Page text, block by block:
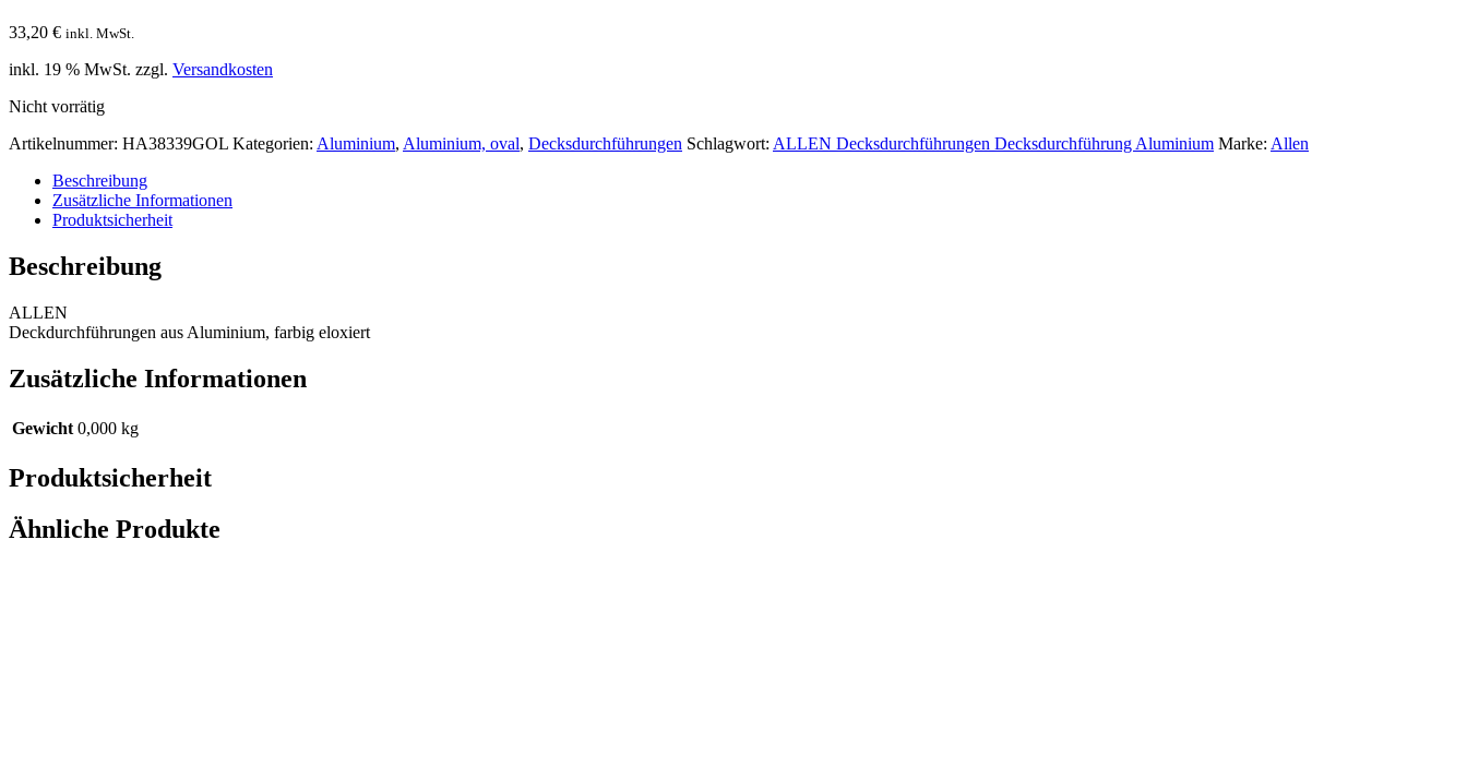
33,20 € inkl. MwSt.
inkl. 19 % MwSt. zzgl. Versandkosten
Nicht vorrätig
Artikelnummer: HA38339GOL Kategorien: Aluminium, Aluminium, oval, Decksdurchführungen Schlagwort: ALLEN Decksdurchführungen Decksdurchführung Aluminium Marke: Allen
Beschreibung
Zusätzliche Informationen
Produktsicherheit
Beschreibung
ALLEN
Deckdurchführungen aus Aluminium, farbig eloxiert
Zusätzliche Informationen
Gewicht 0,000 kg
Produktsicherheit
Ähnliche Produkte